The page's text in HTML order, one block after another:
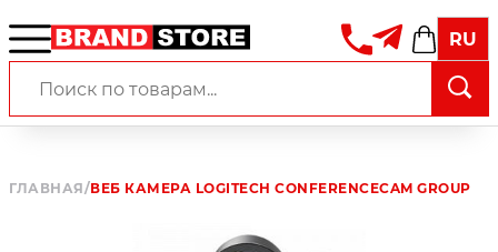
RU
ГЛАВНАЯ/ВЕБ КАМЕРА LOGITECH CONFERENCECAM GROUP